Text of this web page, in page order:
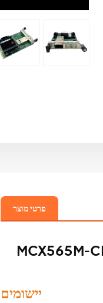
פרטי מוצר
MCX565M-
יישומים